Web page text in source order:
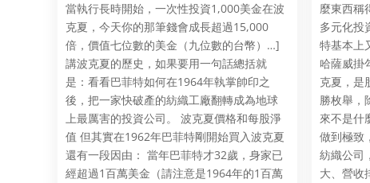
當執行長時開始，一次性投資1,000美金在波
克夏，今天你的那筆錢會成長超過15,000
倍，價值七位數的美金（九位數的台幣）…]
講波克夏的歷史，如果要用一句話總括就
是：看看巴菲特如何在1964年執掌帥印之
後，把一家快破產的紡織工廠翻轉成為地球
上最厲害的投資公司。 波克夏價格和每股淨
值 但其實在1962年巴菲特剛開始買入波克夏
還有一段因由： 當年巴菲特才32歲，身家已
經超過1百萬美金（請注意是1964年的1百萬
麼東西稱
多元化投
特基本上
哈薩威掛
克夏，是
勝枚舉，
來不是什
做到極致
紡織公司
大、營收